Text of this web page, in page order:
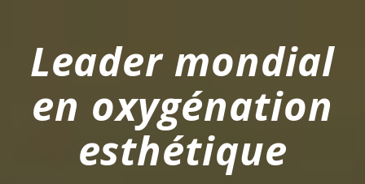
Leader mondial
en oxygénation
esthétique